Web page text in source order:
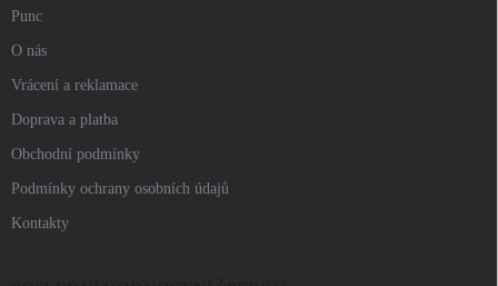
Punc
O nás
Vrácení a reklamace
Doprava a platba
Obchodní podmínky
Podmínky ochrany osobních údajů
Kontakty